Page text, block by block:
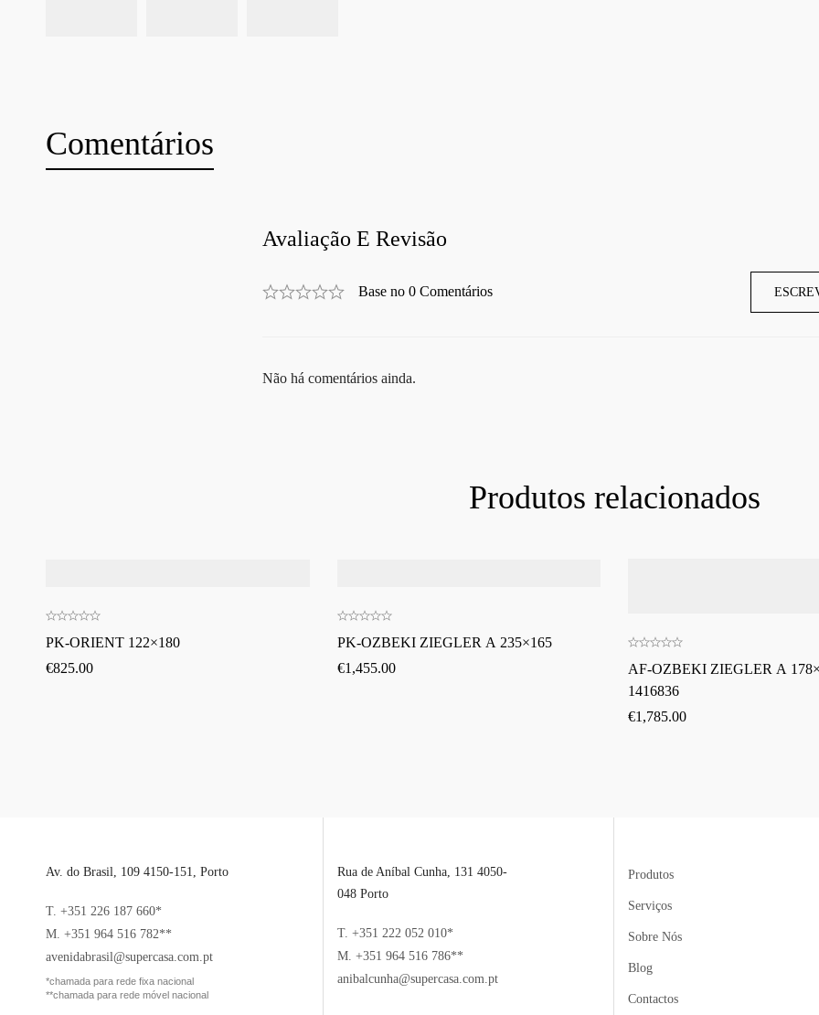
Comentários
Avaliação E Revisão
Base no 0 Comentários
Não há comentários ainda.
Produtos relacionados
PK-ORIENT 122×180
€825.00
PK-OZBEKI ZIEGLER A 235×165
€1,455.00
AF-OZBEKI ZIEGLER A
1416836
€1,785.00
Av. do Brasil, 109 4150-151, Porto
T. +351 226 187 660*
M. +351 964 516 782**
avenidabrasil@supercasa.com.pt
*chamada para rede fixa nacional
**chamada para rede móvel nacional
Rua de Aníbal Cunha, 131 4050-
048 Porto
T. +351 222 052 010*
M. +351 964 516 786**
anibalcunha@supercasa.com.pt
Produtos
Serviços
Sobre Nós
Blog
Contactos